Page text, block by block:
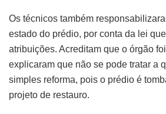
Os técnicos também
estado do prédio, por conta da lei
atribuições. Acreditam que o órgão
explicaram que não se pode tratar a
simples reforma, pois o prédio é
projeto de restauro.